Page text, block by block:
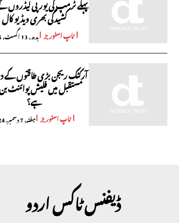
پہلے ٹرمپ کی یورپی لیڈروں
کشیدگی بھری ویڈیو کال
ٹاپ اسٹوریز بدھ, 13 اگست, 2025
آرکٹک ریجن بڑی طاقتوں کے
مستقبل میں فلیش پوائنٹ
ہے؟
ٹاپ اسٹوریز ہفتہ, 7 دسمبر, 2024
ڈیفنس ٹاکس اردو